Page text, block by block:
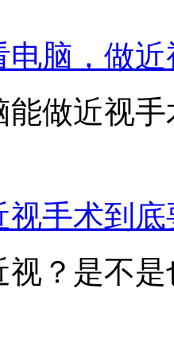
电脑，做
能做近视
视手术到
视？是不